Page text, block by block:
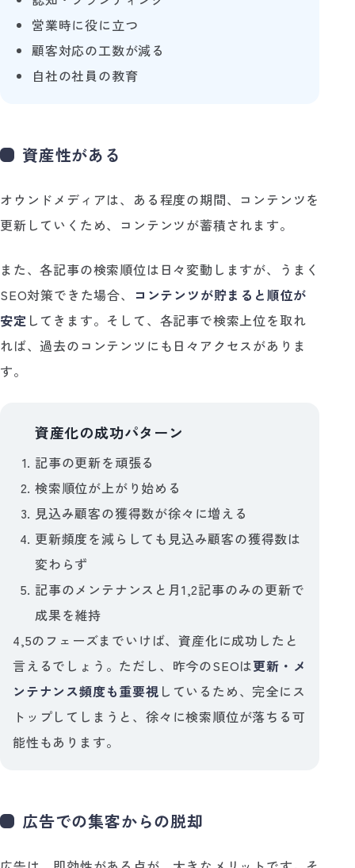
営業時に役に立つ
顧客対応の工数が減る
自社の社員の教育
資産性がある
オウンドメディアは、ある程度の期間、コンテンツを
更新していくため、コンテンツが蓄積されます。
また、各記事の検索順位は日々変動しますが、うまく
SEO対策できた場合、
コンテンツが貯まると順位が
安定 してきます。そして、各記事で検索上位を取れ
れば、過去のコンテンツにも日々アクセスがありま
す。
資産化の成功パターン
記事の更新を頑張る
検索順位が上がり始める
見込み顧客の獲得数が徐々に増える
更新頻度を減らしても見込み顧客の獲得数は
変わらず
記事のメンテナンスと月1,2記事のみの更新で
成果を維持
4,5のフェーズまでいけば、資産化に成功したと
言えるでしょう。ただし、昨今のSEOは更新・メ
ンテナンス頻度も重要視 しているため、完全にス
トップしてしまうと、徐々に検索順位が落ちる可
能性もあります。
広告での集客からの脱却